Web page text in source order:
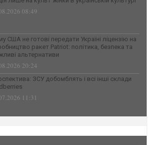
08:49
США не готові передати Україні ліцензію на
ракет Patriot: політика, безпека та
альтернативи
20:24
ЗСУ добомблять і всі інші склади
11:31